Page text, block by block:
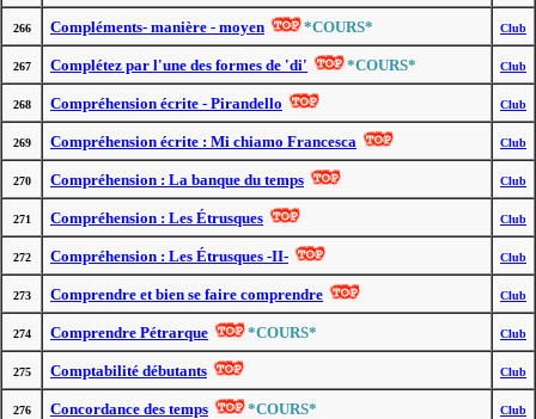
266 Compléments- manière - moyen *COURS* Club
267 Complétez par l'une des formes de 'di' *COURS* Club
268 Compréhension écrite - Pirandello Club
269 Compréhension écrite : Mi chiamo Francesca Club
270 Compréhension : La banque du temps Club
271 Compréhension : Les Étrusques Club
272 Compréhension : Les Étrusques -II- Club
273 Comprendre et bien se faire comprendre Club
274 Comprendre Pétrarque *COURS* Club
275 Comptabilité débutants Club
276 Concordance des temps *COURS* Club